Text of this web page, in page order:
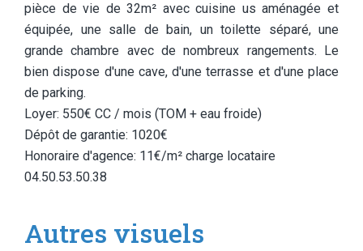
pièce de vie de 32m² avec cuisine us aménagée et
équipée, une salle de bain, un toilette séparé, une
grande chambre avec de nombreux rangements. Le
bien dispose d'une cave, d'une terrasse et d'une place
de parking.
Loyer: 550€ CC / mois (TOM + eau froide)
Dépôt de garantie: 1020€
Honoraire d'agence: 11€/m² charge locataire
04.50.53.50.38
Autres visuels